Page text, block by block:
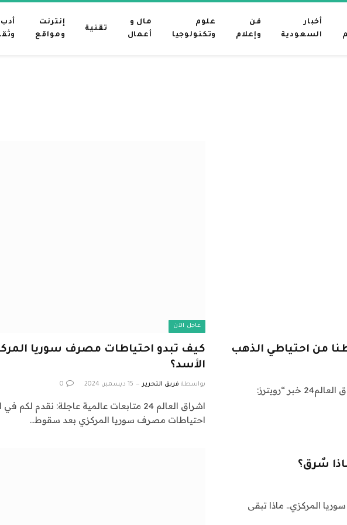
أخبار
السعودية
فن
وإعلام
علوم
وتكنولوجيا
مال و
أعمال
تقنية
إنترنت
ومواقع
أدب
اشراق العالم 24 متابعات عالمية عاجلة: نقدم لكم في اشراق العالم24 خبر “رويترز:
عاجل الآن
كيف تبدو احتياطات مصرف سوريا
الأسد؟
بواسطة فريق التحرير 15 ديسمبر، 2024 0
احتياطات مصرف سوريا المركزي بعد سقوط…
سٌرق؟
مصرف سوريا المركزي.. ماذا تبقى